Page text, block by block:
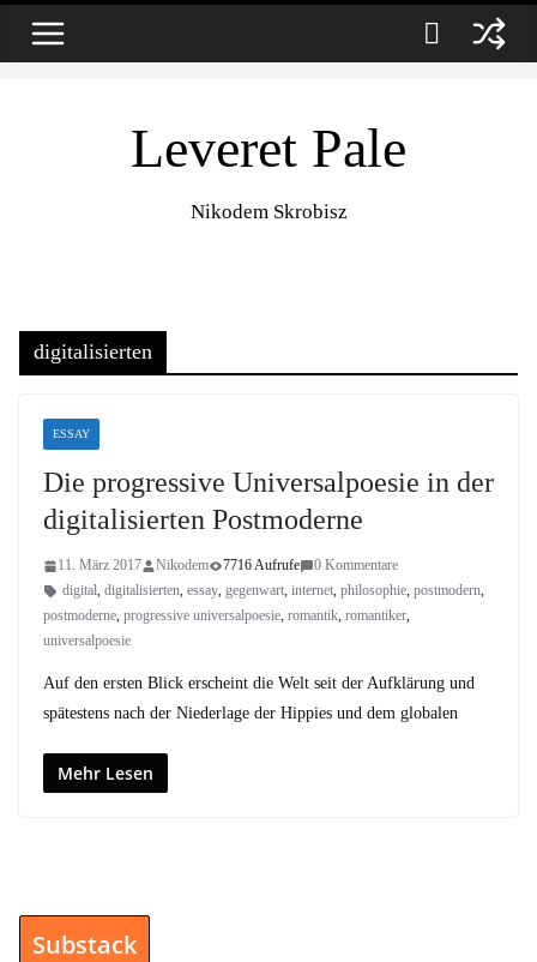
Inhalt
Leveret Pale
Nikodem Skrobisz
digitalisierten
ESSAY
Die progressive Universalpoesie in der
digitalisierten Postmoderne
11. März 2017 Nikodem 7716 Aufrufe
0 Kommentare
digital, digitalisierten, essay, gegenwart, internet, philosophie, postmodern,
postmoderne, progressive universalpoesie, romantik, romantiker,
universalpoesie
Auf den ersten Blick erscheint die Welt seit der Aufklärung und
spätestens nach der Niederlage der Hippies und dem globalen
Mehr Lesen
Substack